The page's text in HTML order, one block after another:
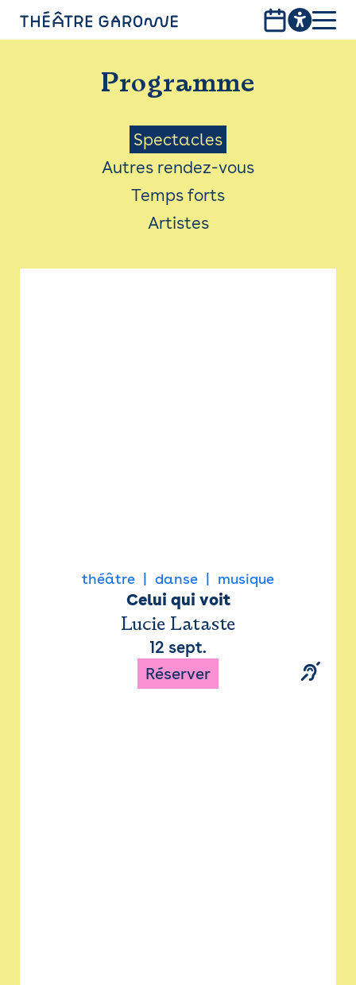
PROGRAMME
INFOS PRATIQUES
AVEC LES PUBLICS
ACCESSIBILITÉ
LES PRODUCTIONS
Programme
Menu
Saison
Spectacles
Autres rendez-vous
Temps forts
Artistes
théâtre danse musique
Celui qui voit
Lucie Lataste
12 sept.
Réserver